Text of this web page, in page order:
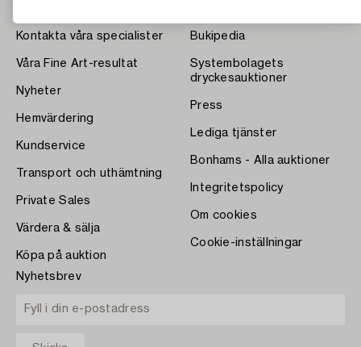
Kontakta våra specialister
Våra Fine Art-resultat
Nyheter
Hemvärdering
Kundservice
Transport och uthämtning
Private Sales
Värdera & sälja
Köpa på auktion
Bukipedia
Systembolagets
dryckesauktioner
Press
Lediga tjänster
Bonhams - Alla auktioner
Integritetspolicy
Om cookies
Cookie-inställningar
Nyhetsbrev